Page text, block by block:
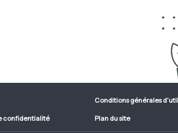
Conditions générales
confidentialité Plan du site